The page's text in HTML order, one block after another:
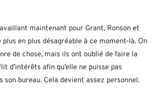
maintenant pour Grant, Ronson et
en plus désagréable à ce moment-là. On
de chose, mais ils ont oublié de faire la
d’intérêts afin qu’elle ne puisse pas
son bureau. Cela devient assez personnel.